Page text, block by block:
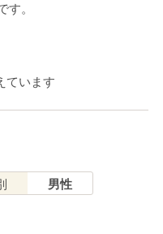
す。
ています
男性